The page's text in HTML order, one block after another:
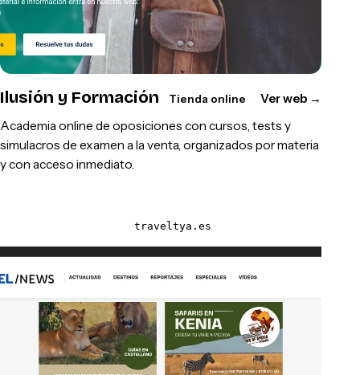
Ilusión y Formación Tienda online Ver web →
Academia online de oposiciones con cursos, tests y
simulacros de examen a la venta, organizados por materia
y con acceso inmediato.
traveltya.es